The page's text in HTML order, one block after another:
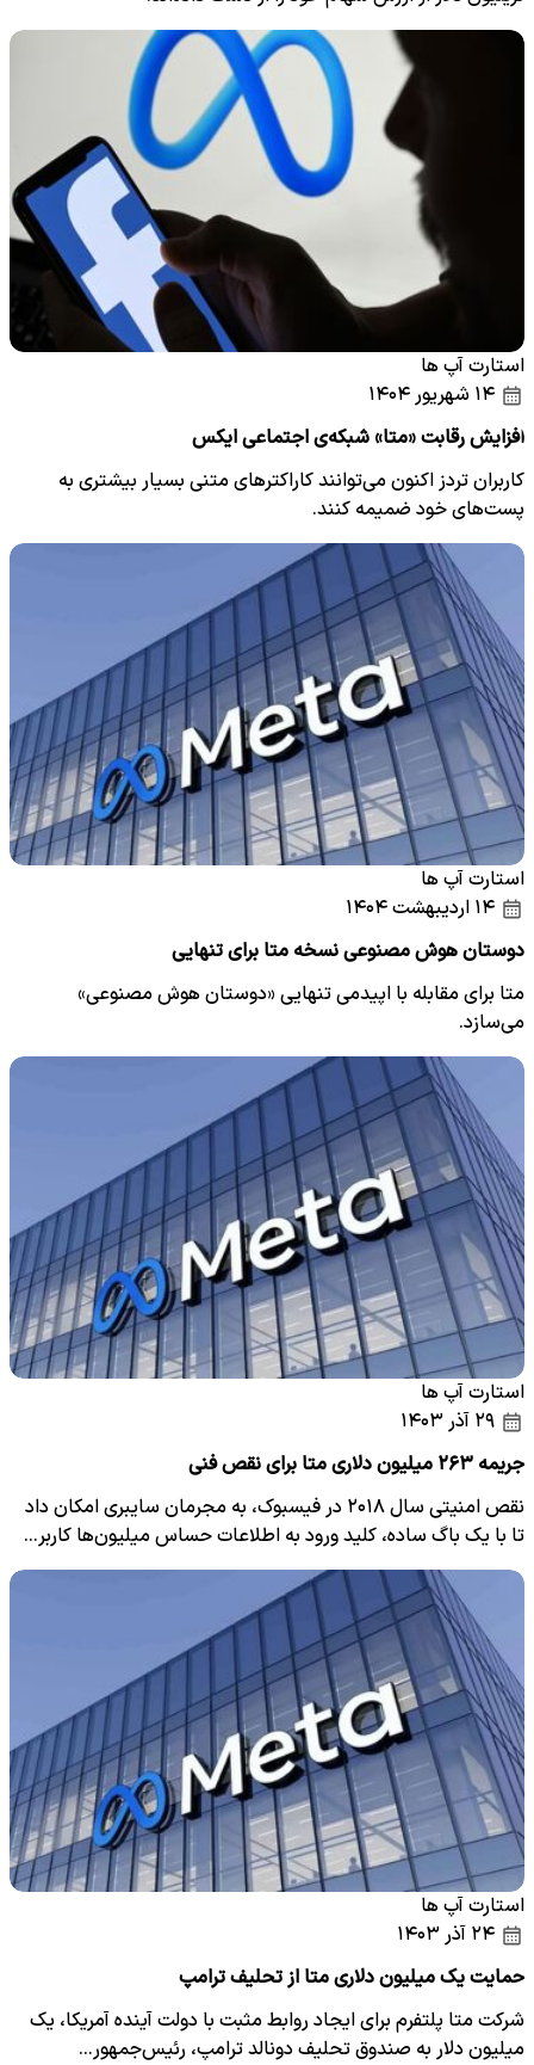
استارت آپ ها
افزایش رقابت «متا» شبکه‌ی اجتماعی ایکس
کاربران تردز اکنون می‌توانند کاراکتر‌های متنی بسیار بیشتری به
پست‌های خود ضمیمه کنند.
استارت آپ ها
دوستان هوش مصنوعی نسخه متا برای تنهایی
متا برای مقابله با اپیدمی تنهایی «دوستان هوش مصنوعی»
می‌سازد.
استارت آپ ها
جریمه ۲۶۳ میلیون دلاری متا برای نقص فنی
نقص امنیتی سال ۲۰۱۸ در فیسبوک، به مجرمان سایبری امکان داد
تا با یک باگ ساده، کلید ورود به اطلاعات حساس میلیون‌ها کاربر…
استارت آپ ها
حمایت یک میلیون دلاری متا از تحلیف ترامپ
شرکت متا پلتفرم برای ایجاد روابط مثبت با دولت آینده آمریکا، یک
میلیون دلار به صندوق تحلیف دونالد ترامپ، رئیس‌جمهور…